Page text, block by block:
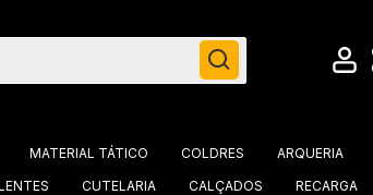
MATERIAL TÁTICO COLDRES
ARQUERIA
CUTELARIA CALÇADOS RECARGA